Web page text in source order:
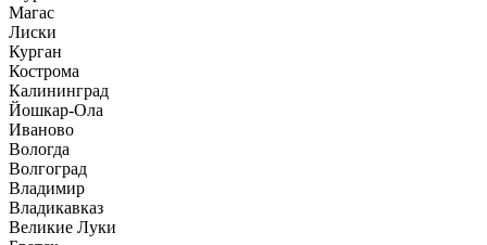
Магас
Лиски
Курган
Кострома
Калининград
Йошкар-Ола
Иваново
Вологда
Волгоград
Владимир
Владикавказ
Великие Луки